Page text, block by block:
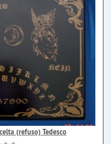
(refuso) Tedesco